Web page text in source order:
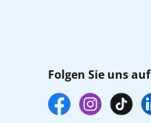
Folgen Sie uns auf